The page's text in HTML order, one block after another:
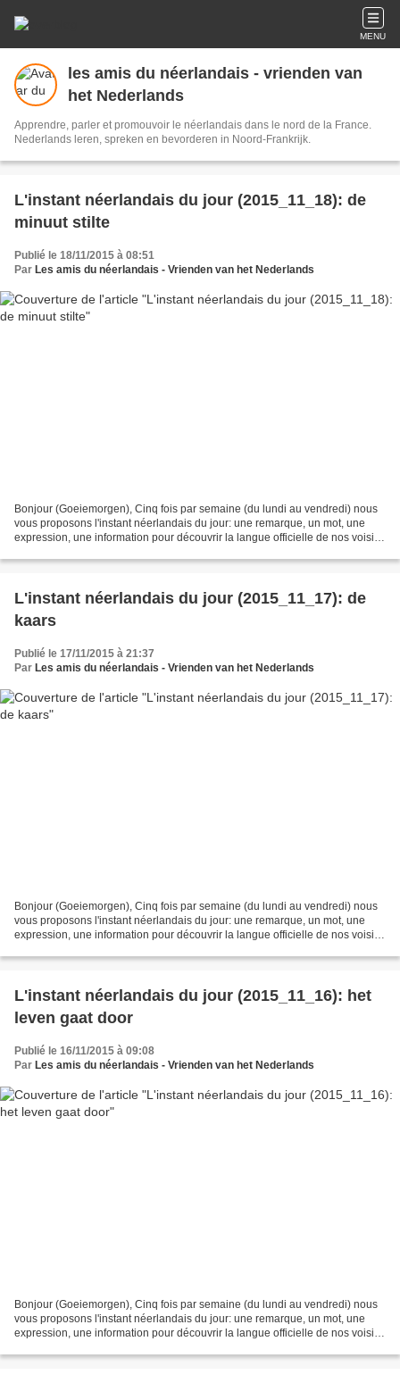
MENU
les amis du néerlandais - vrienden van
het Nederlands
Apprendre, parler et promouvoir le néerlandais dans le nord de la France.
Nederlands leren, spreken en bevorderen in Noord-Frankrijk.
L'instant néerlandais du jour (2015_11_18): de
minuut stilte
Publié le 18/11/2015 à 08:51
Par Les amis du néerlandais - Vrienden van het Nederlands
Bonjour (Goeiemorgen), Cinq fois par semaine (du lundi au vendredi) nous
vous proposons l'instant néerlandais du jour: une remarque, un mot, une
expression, une information pour découvrir la langue officielle de nos voisins
L'instant néerlandais du jour (2015_11_17): de
kaars
Publié le 17/11/2015 à 21:37
Par Les amis du néerlandais - Vrienden van het Nederlands
Bonjour (Goeiemorgen), Cinq fois par semaine (du lundi au vendredi) nous
vous proposons l'instant néerlandais du jour: une remarque, un mot, une
expression, une information pour découvrir la langue officielle de nos voisins
L'instant néerlandais du jour (2015_11_16): het
leven gaat door
Publié le 16/11/2015 à 09:08
Par Les amis du néerlandais - Vrienden van het Nederlands
Bonjour (Goeiemorgen), Cinq fois par semaine (du lundi au vendredi) nous
vous proposons l'instant néerlandais du jour: une remarque, un mot, une
expression, une information pour découvrir la langue officielle de nos voisins